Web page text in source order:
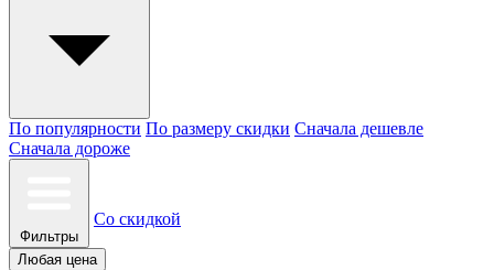
По популярности По размеру скидки Сначала дешевле
Сначала дороже
Фильтры
Со скидкой
Любая цена